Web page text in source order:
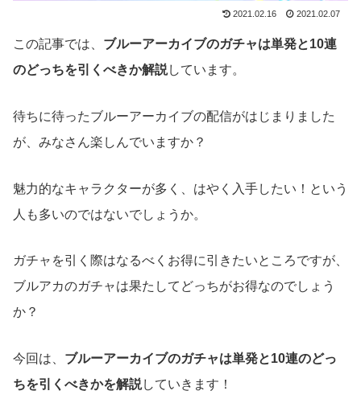
2021.02.16 2021.02.07
この記事では、 ブルーアーカイブのガチャは単発と10連
のどっちを引くべきか解説しています。
待ちに待ったブルーアーカイブの配信がはじまりました
が、みなさん楽しんでいますか？
魅力的なキャラクターが多く、はやく入手したい！という
人も多いのではないでしょうか。
ガチャを引く際はなるべくお得に引きたいところですが、
ブルアカのガチャは果たしてどっちがお得なのでしょう
か？
今回は、 ブルーアーカイブのガチャは単発と10連のどっ
ちを引くべきかを解説していきます！